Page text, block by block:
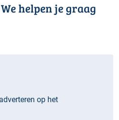
helpen je graag
op het